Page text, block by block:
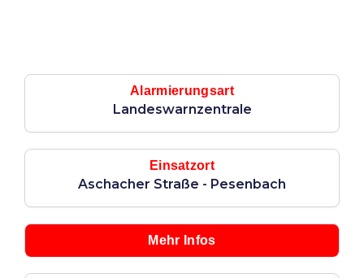
Alarmierungsart
Landeswarnzentrale
Einsatzort
Aschacher Straße - Pesenbach
Mehr Infos